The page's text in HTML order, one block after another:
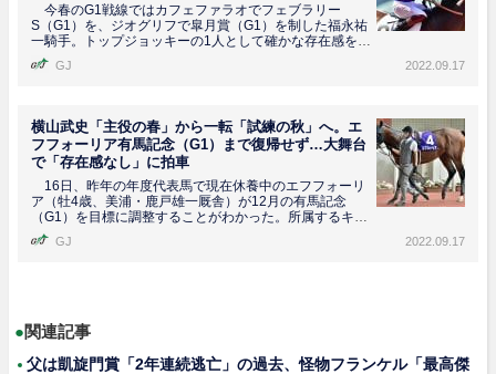
今春のG1戦線ではカフェファラオでフェブラリー
S（G1）を、ジオグリフで皐月賞（G1）を制した福永祐
一騎手。トップジョッキーの1人として確かな存在感を放
ってい...
GJ 2022.09.17
横山武史「主役の春」から一転「試練の秋」へ。エ
フフォーリア有馬記念（G1）まで復帰せず…大舞台
で「存在感なし」に拍車
16日、昨年の年度代表馬で現在休養中のエフフォーリ
ア（牡4歳、美浦・鹿戸雄一厩舎）が12月の有馬記念
（G1）を目標に調整することがわかった。所属するキャ
ロット...
GJ 2022.09.17
●関連記事
父は凱旋門賞「2年連続逃亡」の過去、怪物フランケル「最高傑